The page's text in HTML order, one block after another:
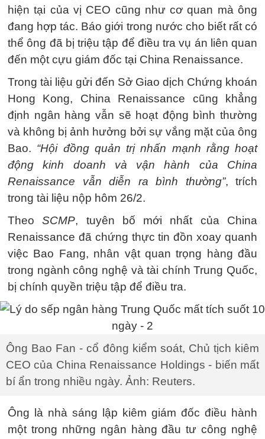
hiện tại của vị CEO cũng như cơ quan mà ông
đang hợp tác. Báo giới trong nước cho biết rất có
thể ông đã bị triệu tập để điều tra vụ án liên quan
đến một cựu giám đốc tại China Renaissance.
Trong tài liệu gửi đến Sở Giao dịch Chứng khoán
Hong Kong, China Renaissance cũng khẳng
định ngân hàng vẫn sẽ hoạt động bình thường
và không bị ảnh hưởng bởi sự vắng mặt của ông
Bao. “Hội đồng quản trị nhấn mạnh rằng hoạt
động kinh doanh và vận hành của China
Renaissance vẫn diễn ra bình thường”, trích
trong tài liệu nộp hôm 26/2.
TheoSCMP, tuyên bố mới nhất của China
Renaissance đã chứng thực tin đồn xoay quanh
việc Bao Fang, nhân vật quan trọng hàng đầu
trong ngành công nghệ và tài chính Trung Quốc,
bị chính quyền triệu tập để điều tra.
Ông Bao Fan - cổ đông kiểm soát, Chủ tịch kiêm
CEO của China Renaissance Holdings - biến mất
bí ẩn trong nhiều ngày. Ảnh: Reuters.
Ông là nhà sáng lập kiêm giám đốc điều hành
một trong những ngân hàng đầu tư công nghệ